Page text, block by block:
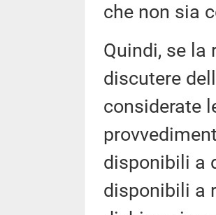
che non sia
Quindi, se la
discutere
considerate
disponibili a
disponibili a